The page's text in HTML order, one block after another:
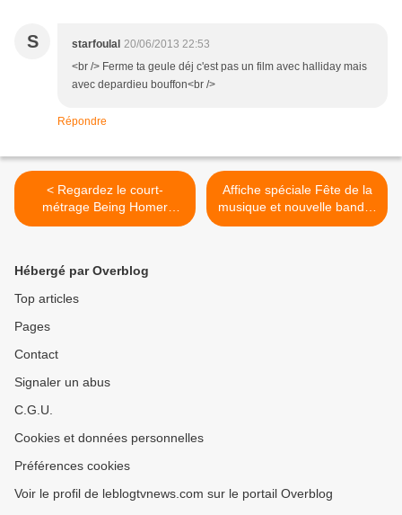
S starfoulal 20/06/2013 22:53
<br /> Ferme ta geule déj c'est pas un film avec halliday mais
avec depardieu bouffon<br />
Répondre
< Regardez le court-
métrage Being Homer
Simpson, d'Arnaud
Affiche spéciale Fête de la
musique et nouvelle bande-
annonce pour Monstres
Hébergé par Overblog
Top articles
Pages
Contact
Signaler un abus
C.G.U.
Cookies et données personnelles
Préférences cookies
Voir le profil de leblogtvnews.com sur le portail Overblog